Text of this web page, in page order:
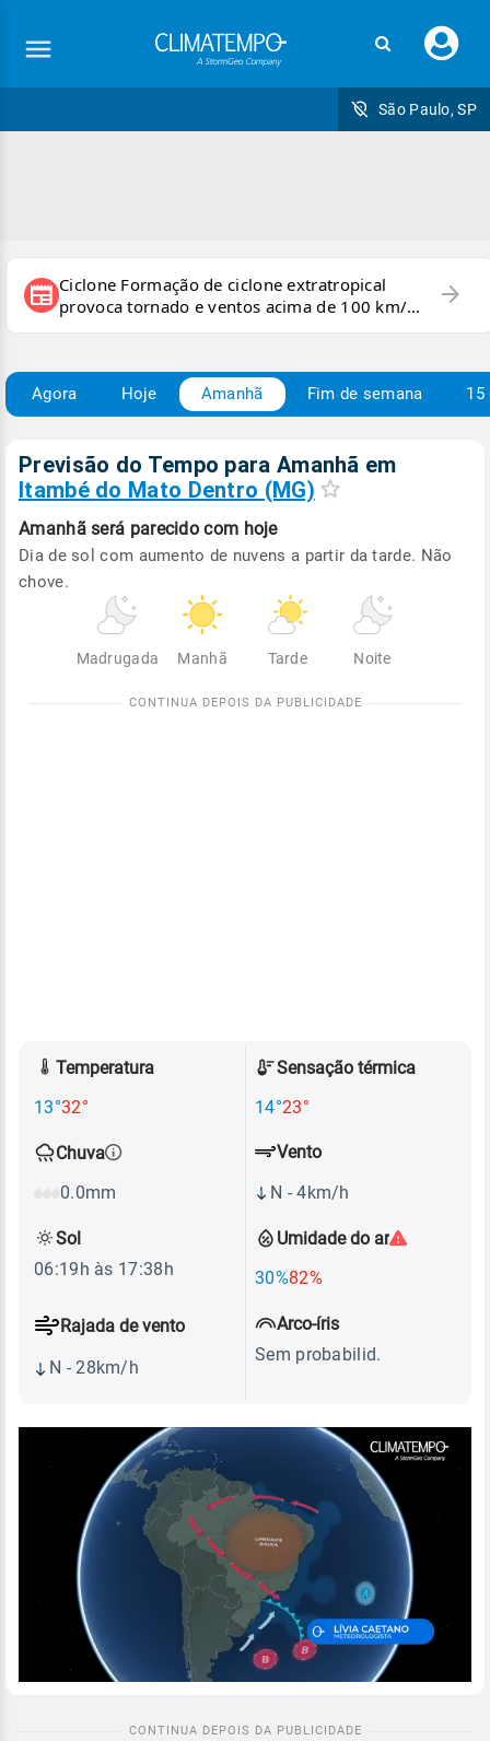
seu
São Paulo, SP
newspaper Ciclone Formação de ciclone extratropical
provoca tornado e ventos acima de 100 km/h
no RS
arrow_forward
Agora Hoje Amanhã Fim de semana 15
Previsão do Tempo para Amanhã em
Itambé do Mato Dentro (MG)
Amanhã será parecido com hoje
Dia de sol com aumento de nuvens a partir da tarde. Não
chove.
Madrugada Manhã Tarde Noite
Temperatura
13°32°
Sensação térmica
14°23°
Chuva
0.0mm
Umidade do ar
30%82%
Vento
N - 4km/h
Rajada de vento
N - 28km/h
Sol
06:19h às 17:38h
Arco-íris
Sem probabilid.